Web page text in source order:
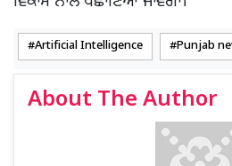
Artificial Intelligence Punjab
About The Author